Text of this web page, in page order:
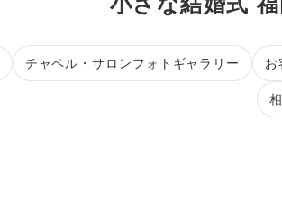
チャペル・サロンフォトギャラリー お